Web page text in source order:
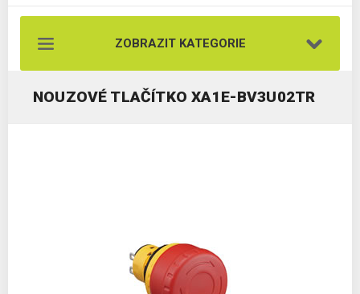
ZOBRAZIT KATEGORIE
NOUZOVÉ TLAČÍTKO XA1E-BV3U02TR